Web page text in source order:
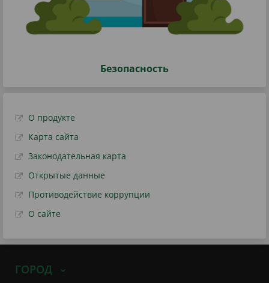
Безопасность
О продукте
Карта сайта
Законодательная карта
Открытые данные
Противодействие коррупции
О сайте
ГОРОД